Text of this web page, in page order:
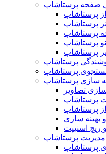
صفحه پرستاشاپ
پرستاشاپ
پرستاشاپ
پرستاشاپ
پرستاشاپ
پرستاشاپ
پرستاشاپ
پرستاشاپ
سازی پرستاشاپ
تصاویر
پرستاشاپ
پرستاشاپ
ریچ اسنیپت
پرستاشاپ
پرستاشاپ